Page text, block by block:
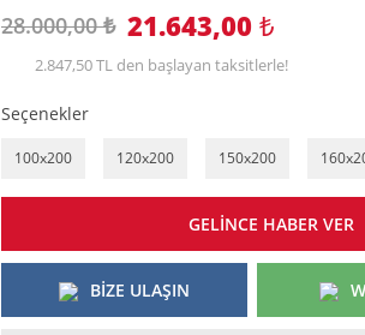
28.000,00 ₺ 21.643,00 ₺
2.847,50 TL den başlayan taksitlerle!
Seçenekler
100x200 120x200 150x200
GELİNCE HABER VER
BİZE ULAŞIN